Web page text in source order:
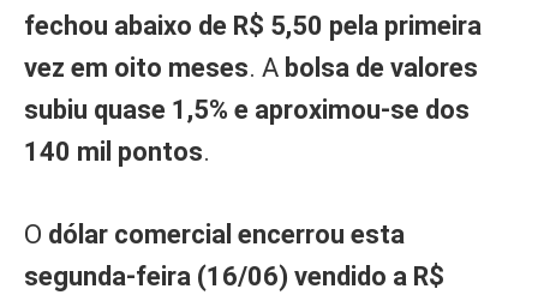
fechou abaixo de R$ 5,50 pela primeira
vez em oito meses. A bolsa de valores
subiu quase 1,5% e aproximou-se dos
140 mil pontos.
O dólar comercial encerrou esta
segunda-feira (16/06) vendido a R$